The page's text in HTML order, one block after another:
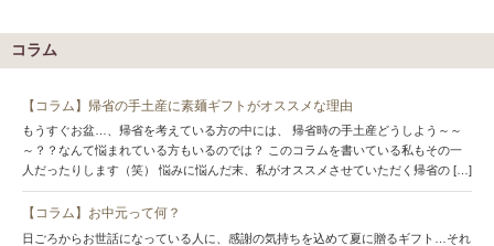
コラム
【コラム】帰省の手土産に素麺ギフトがオススメな理由
もうすぐお盆…、帰省を考えている方の中には、 帰省時の手土産どうしよう～～
～？？なんて悩まれている方もいるのでは？ このコラムを書いている私もその一
人だったりします（笑） 悩みに悩んだ末、私がオススメさせていただく帰省の […]
【コラム】お中元って何？
日ごろからお世話になっている人に、感謝の気持ちを込めて夏に贈るギフト…それ